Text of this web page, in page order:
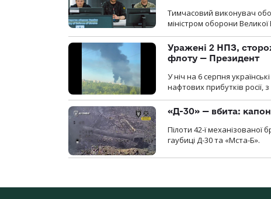
Тимчасовий виконувач
міністром оборони Великої
Уражені 2 НПЗ,
флоту — Президент
У ніч на 6 серпня
нафтових прибутків росії,
«Д-30» — вбита:
Пілоти 42-ї механізованої
гаубиці Д-30 та «Мста-Б».